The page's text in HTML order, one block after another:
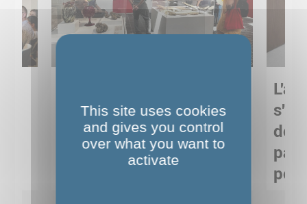
Musée de Préhistoire de
Nemours : apprendre
autrement grâce à la
de
This site uses cookies
and gives you control
over what you want to
activate